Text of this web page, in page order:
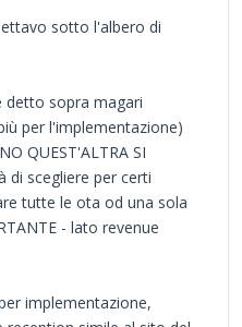
sotto l'albero di
detto sopra magari
per l'implementazione)
QUEST'ALTRA SI
di scegliere per certi
tutte le ota od una sola
- lato revenue
implementazione,